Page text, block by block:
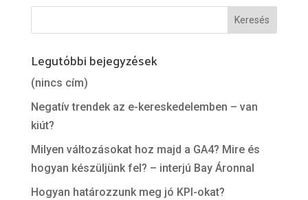
Legutóbbi bejegyzések
(nincs cím)
Negatív trendek az e-kereskedelemben – van
kiút?
Milyen változásokat hoz majd a GA4? Mire és
hogyan készüljünk fel? – interjú Bay Áronnal
Hogyan határozzunk meg jó KPI-okat?